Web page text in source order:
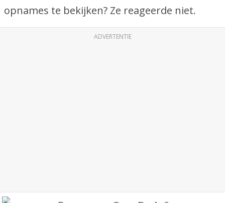
opnames te bekijken? Ze reageerde niet.
ADVERTENTIE